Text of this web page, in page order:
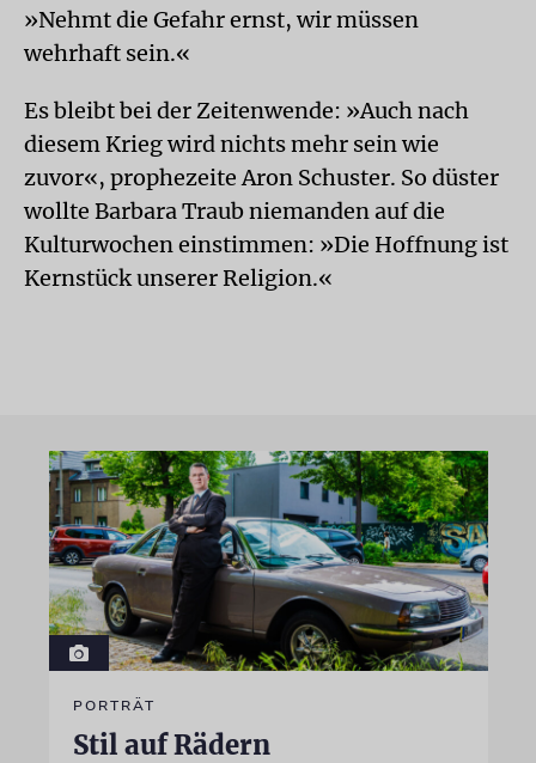
»Nehmt die Gefahr ernst, wir müssen
wehrhaft sein.«
Es bleibt bei der Zeitenwende: »Auch nach
diesem Krieg wird nichts mehr sein wie
zuvor«, prophezeite Aron Schuster. So düster
wollte Barbara Traub niemanden auf die
Kulturwochen einstimmen: »Die Hoffnung ist
Kernstück unserer Religion.«
PORTRÄT
Stil auf Rädern